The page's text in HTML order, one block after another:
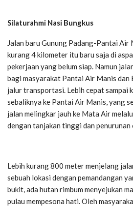
Silaturahmi Nasi Bungkus
Jalan baru Gunung Padang-Pantai Air
kurang 4 kilometer itu baru saja di
pekerjaan yang belum siap. Namun
bagi masyarakat Pantai Air Manis dan
jalur transportasi. Lebih cepat sampai
sebaliknya ke Pantai Air Manis, yang
jalan melingkar jauh ke Mata Air
dengan tanjakan tinggi dan penurunan
Lebih kurang 800 meter menjelang
sebuah lokasi dengan pemandangan
bukit, ada hutan rimbum menyejukan
pulau mempesona hati. Oleh